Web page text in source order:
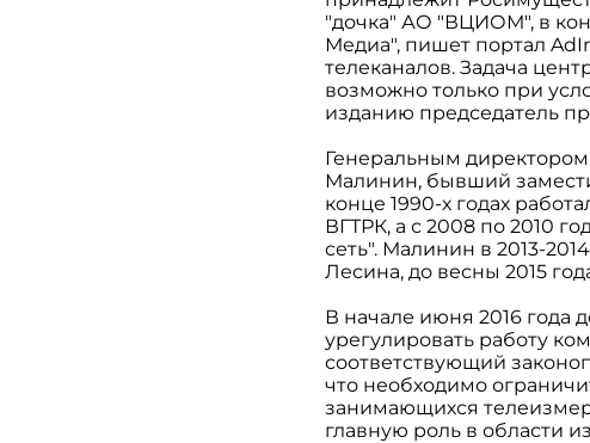
"дочка" АО "ВЦИОМ", в
Медиа", пишет портал
телеканалов. Задача
возможно только при
изданию председатель
Генеральным
Малинин, бывший
конце 1990-х годах
ВГТРК, а с 2008 по 2010
сеть". Малинин в 2013-
Лесина, до весны 2015
В начале июня 2016 года
урегулировать работу
соответствующий
что необходимо
занимающихся
главную роль в области